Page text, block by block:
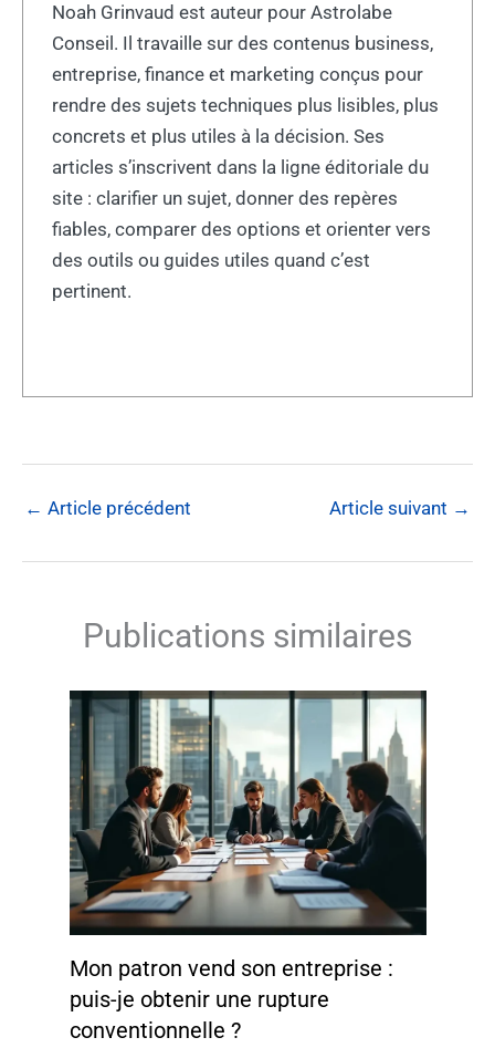
Noah Grinvaud est auteur pour Astrolabe
Conseil. Il travaille sur des contenus business,
entreprise, finance et marketing conçus pour
rendre des sujets techniques plus lisibles, plus
concrets et plus utiles à la décision. Ses
articles s’inscrivent dans la ligne éditoriale du
site : clarifier un sujet, donner des repères
fiables, comparer des options et orienter vers
des outils ou guides utiles quand c’est
pertinent.
← Article précédent Article suivant →
Publications similaires
Mon patron vend son entreprise :
puis-je obtenir une rupture
conventionnelle ?